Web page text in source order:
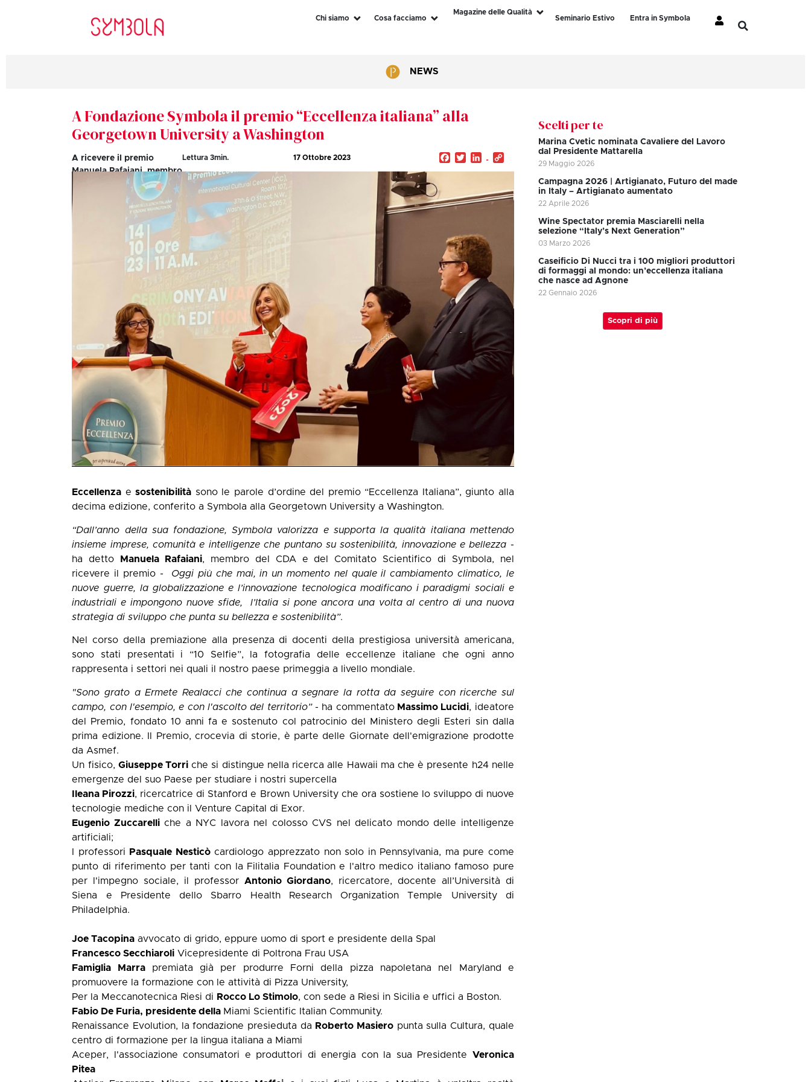
Chi siamo Cosa facciamo
Magazine delle Qualità
Seminario Estivo
Entra in Symbola
NEWS
A Fondazione Symbola il premio “Eccellenza italiana” alla
Georgetown University a Washington
A ricevere il premio
Manuela Rafaiani, membro
del CDA e del Comitato
Scientifico di Symbola
Lettura3min. 17 Ottobre 2023 Facebook
TwitterLinkedIn
Eccellenza esostenibilità sono le parole d’ordine del premio “Eccellenza Italiana”, giunto alla
decima edizione, conferito a Symbola alla Georgetown University a Washington.
“Dall’anno della sua fondazione, Symbola valorizza e supporta la qualità italiana mettendo
insieme imprese, comunità e intelligenze che puntano su sostenibilità, innovazione e bellezza -
ha detto
Manuela Rafaiani, membro del CDA e delComitato Scientifico di Symbola, nel
ricevere il premio - Oggi più che mai, in un momento nel quale il cambiamento climatico, le
nuove guerre, la globalizzazione e l’innovazione tecnologica modificano i paradigmi sociali e
industriali e impongono nuove sfide, l’Italia si pone ancora una volta al centro di una nuova
strategia di sviluppo che punta su bellezza e sostenibilità”.
Nel corso della premiazione alla presenza di docenti della prestigiosa università americana,
sono stati presentati i “10 Selfie”, la fotografia delle eccellenze italiane che ogni anno
rappresenta i settori nei quali il nostro paese primeggia a livello mondiale.
"Sono grato a Ermete Realacci che continua a segnare la rotta da seguire con ricerche sul
campo, con l'esempio, e con l'ascolto del territorio”- ha commentatoMassimo Lucidi, ideatore
del Premio, fondato 10 anni fa e sostenuto col patrocinio del Ministero degli Esteri sin dalla
prima edizione. Il Premio, crocevia di storie, è parte delle Giornate dell'emigrazione prodotte
da Asmef.
Un fisico, Giuseppe Torriche si distingue nella ricerca alle Hawaii ma che è presente h24 nelle
emergenze del suo Paese per studiare i nostri supercella
Ileana Pirozzi, ricercatrice di Stanford e Brown University che ora sostiene lo sviluppo di nuove
tecnologie mediche con il Venture Capital di Exor.
Eugenio Zuccarelliche a NYC lavora nel colosso CVS nel delicato mondo delle intelligenze
artificiali;
I professori Pasquale Nesticòcardiologo apprezzato non solo in Pennsylvania, ma pure come
punto di riferimento per tanti con la Filitalia Foundation e l'altro medico italiano famoso pure
per l'impegno sociale, il professorAntonio Giordano, ricercatore, docente all’Università di
Siena e Presidente dello Sbarro Health Research Organization Temple University di
Philadelphia.
Joe Tacopina avvocato di grido, eppure uomo di sport e presidente della Spal
Francesco Secchiaroli Vicepresidente di Poltrona Frau USA
Famiglia Marrapremiata già per produrre Forni della pizza napoletana nel Maryland e
promuovere la formazione con le attività di Pizza University,
Per la Meccanotecnica Riesi di Rocco Lo Stimolo, con sede a Riesi in Sicilia e uffici a Boston.
Fabio De Furia, presidente della Miami Scientific Italian Community.
Renaissance Evolution, la fondazione presieduta da Roberto Masiero punta sulla Cultura, quale
centro di formazione per la lingua italiana a Miami
Aceper, l'associazione consumatori e produttori di energia con la sua Presidente Veronica
Pitea
Scelti per te
Marina Cvetic nominata Cavaliere del Lavoro
dal Presidente Mattarella
29 Maggio 2026
Campagna 2026 | Artigianato, Futuro del made
in Italy – Artigianato aumentato
22 Aprile 2026
Wine Spectator premia Masciarelli nella
selezione “Italy’s Next Generation”
03 Marzo 2026
Caseificio Di Nucci tra i 100 migliori produttori
di formaggi al mondo: un’eccellenza italiana
che nasce ad Agnone
22 Gennaio 2026
Scopri di più